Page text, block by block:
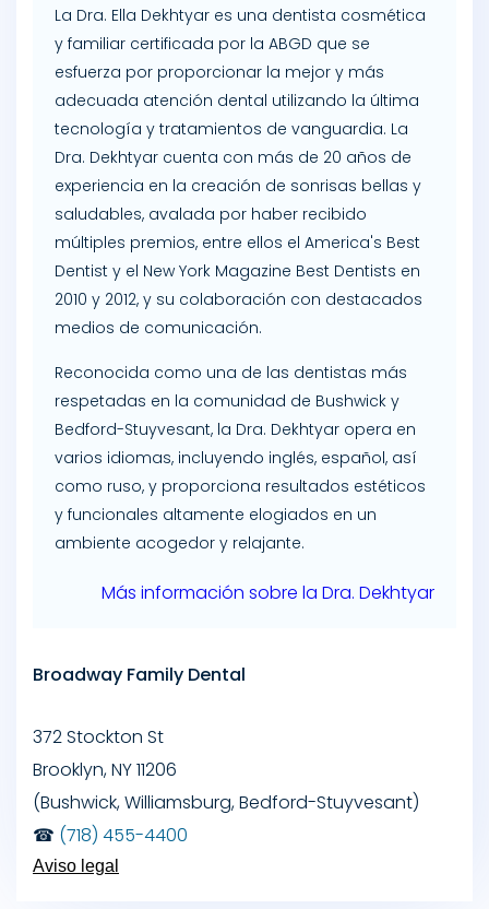
La Dra. Ella Dekhtyar es una dentista cosmética
y familiar certificada por la ABGD que se
esfuerza por proporcionar la mejor y más
adecuada atención dental utilizando la última
tecnología y tratamientos de vanguardia. La
Dra. Dekhtyar cuenta con más de 20 años de
experiencia en la creación de sonrisas bellas y
saludables, avalada por haber recibido
múltiples premios, entre ellos el America's Best
Dentist y el New York Magazine Best Dentists en
2010 y 2012, y su colaboración con destacados
medios de comunicación.
Reconocida como una de las dentistas más
respetadas en la comunidad de Bushwick y
Bedford-Stuyvesant, la Dra. Dekhtyar opera en
varios idiomas, incluyendo inglés, español, así
como ruso, y proporciona resultados estéticos
y funcionales altamente elogiados en un
ambiente acogedor y relajante.
Más información sobre la Dra. Dekhtyar
Broadway Family Dental
372 Stockton St
Brooklyn,NY11206
(Bushwick, Williamsburg, Bedford-Stuyvesant)
☎ (718) 455-4400
Aviso legal